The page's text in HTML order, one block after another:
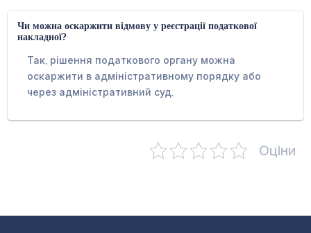
Чи можна оскаржити відмову у реєстрації податкової
накладної?
Так, рішення податкового органу можна
оскаржити в адміністративному порядку або
через адміністративний суд.
Оціни